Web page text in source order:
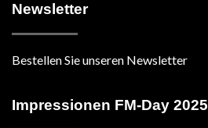
Newsletter
Bestellen Sie unseren Newsletter
Impressionen FM-Day 2025